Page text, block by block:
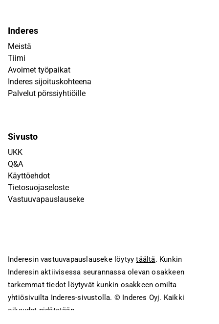
Inderes
Meistä
Tiimi
Avoimet työpaikat
Inderes sijoituskohteena
Palvelut pörssiyhtiöille
Sivusto
UKK
Q&A
Käyttöehdot
Tietosuojaseloste
Vastuuvapauslauseke
Inderesin vastuuvapauslauseke löytyytäältä. Kunkin
Inderesin aktiivisessa seurannassa olevan osakkeen
tarkemmat tiedot löytyvät kunkin osakkeen omilta
yhtiösivuilta Inderes-sivustolla. © Inderes Oyj. Kaikki
oikeudet pidätetään.